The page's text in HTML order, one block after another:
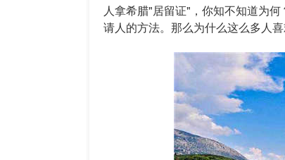
人拿希腊"居留证"，你知不知道为何
请人的方法。那么为什么这么多人